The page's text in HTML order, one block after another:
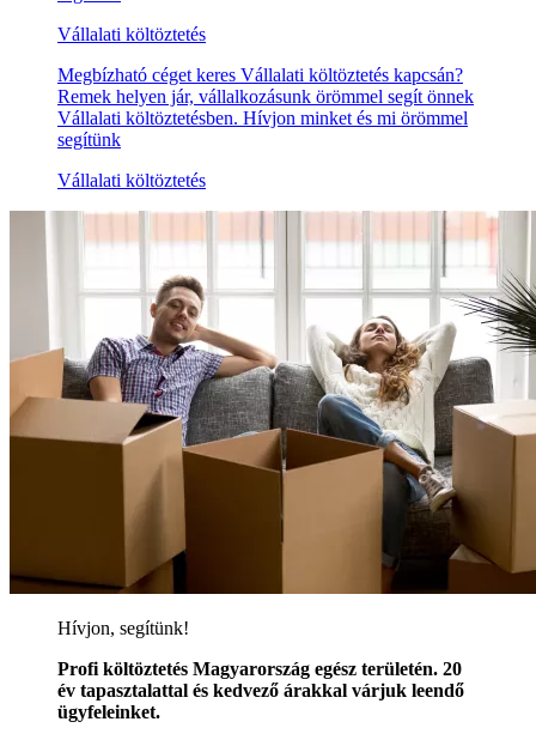
Vállalati költöztetés
Megbízható céget keres Vállalati költöztetés kapcsán?
Remek helyen jár, vállalkozásunk örömmel segít önnek
Vállalati költöztetésben. Hívjon minket és mi örömmel
segítünk
Vállalati költöztetés
Hívjon, segítünk!
Profi költöztetés Magyarország egész területén. 20
év tapasztalattal és kedvező árakkal várjuk leendő
ügyfeleinket.